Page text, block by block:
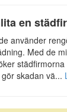
en
använder
Med de
skadan vä...